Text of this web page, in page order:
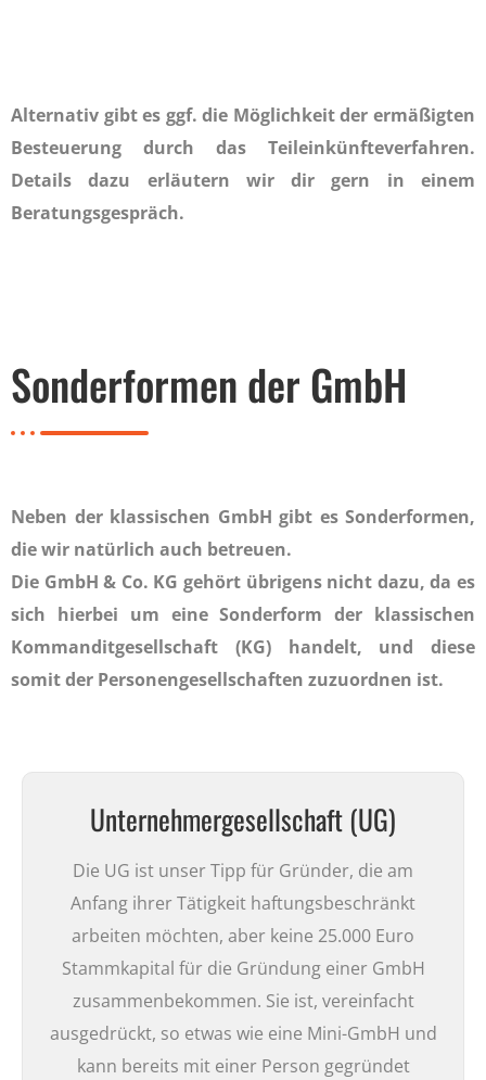
Alternativ gibt es ggf. die Möglichkeit der ermäßigten
Besteuerung durch das Teileinkünfteverfahren.
Details dazu erläutern wir dir gern in einem
Beratungsgespräch.
Sonderformen der GmbH
Neben der klassischen GmbH gibt es Sonderformen,
die wir natürlich auch betreuen.
Die GmbH & Co. KG gehört übrigens nicht dazu, da es
sich hierbei um eine Sonderform der klassischen
Kommanditgesellschaft (KG) handelt, und diese
somit der Personengesellschaften zuzuordnen ist.
Unternehmergesellschaft (UG)
Die UG ist unser Tipp für Gründer, die am
Anfang ihrer Tätigkeit haftungsbeschränkt
arbeiten möchten, aber keine 25.000 Euro
Stammkapital für die Gründung einer GmbH
zusammenbekommen. Sie ist, vereinfacht
ausgedrückt, so etwas wie eine Mini-GmbH und
kann bereits mit einer Person gegründet